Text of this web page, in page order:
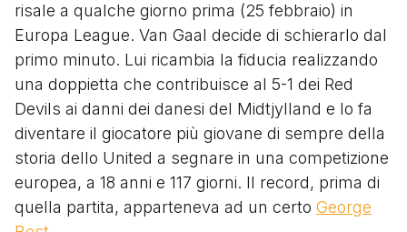
risale a qualche giorno prima (25 febbraio) in
Europa League. Van Gaal decide di schierarlo dal
primo minuto. Lui ricambia la fiducia realizzando
una doppietta che contribuisce al 5-1 dei Red
Devils ai danni dei danesi del Midtjylland e lo fa
diventare il giocatore più giovane di sempre della
storia dello United a segnare in una competizione
europea, a 18 anni e 117 giorni. Il record, prima di
quella partita, apparteneva ad un certo George